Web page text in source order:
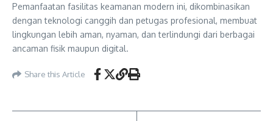
Pemanfaatan fasilitas keamanan modern ini, dikombinasikan
dengan teknologi canggih dan petugas profesional, membuat
lingkungan lebih aman, nyaman, dan terlindungi dari berbagai
ancaman fisik maupun digital.
Share this Article